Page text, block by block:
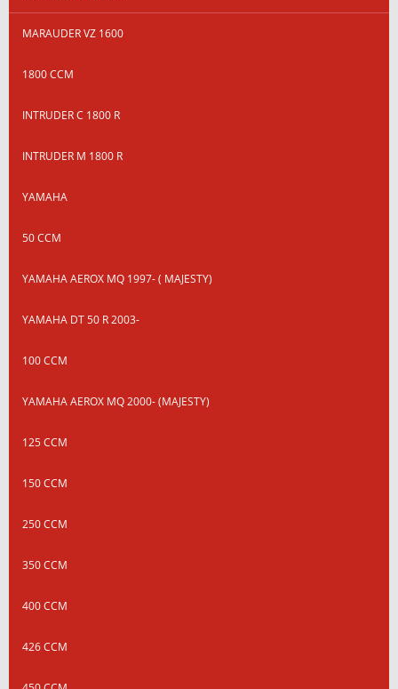
MARAUDER VZ 1600
1800 CCM
INTRUDER C 1800 R
INTRUDER M 1800 R
YAMAHA
50 CCM
YAMAHA AEROX MQ 1997- ( MAJESTY)
YAMAHA DT 50 R 2003-
100 CCM
YAMAHA AEROX MQ 2000- (MAJESTY)
125 CCM
150 CCM
250 CCM
350 CCM
400 CCM
426 CCM